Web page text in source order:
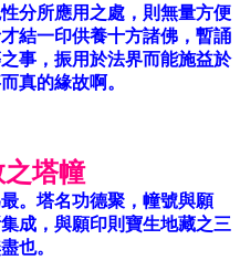
分所應用之處，則無量方便
結一印供養十方諸佛，暫誦
事，振用於法界而能施益於
真的緣故啊。
塔幢
。塔名功德聚，幢號與願
成，與願印則寶生地藏之三
也。